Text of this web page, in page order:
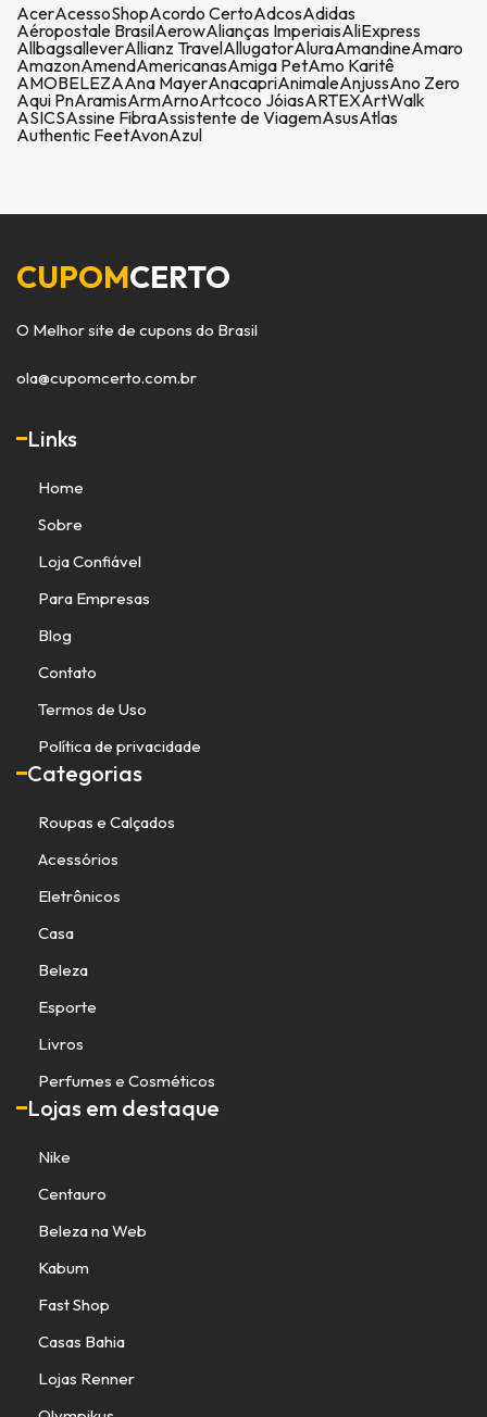
AcerAcessoShopAcordo CertoAdcosAdidas
Aéropostale BrasilAerowAlianças ImperiaisAliExpress
AllbagsalleverAllianz TravelAllugatorAluraAmandineAmaro
AmazonAmendAmericanasAmiga PetAmo Karitê
AMOBELEZAAna MayerAnacapriAnimaleAnjussAno Zero
Aqui PnAramisArmArnoArtcoco JóiasARTEXArtWalk
ASICSAssine FibraAssistente de ViagemAsusAtlas
Authentic FeetAvonAzul
CUPOMCERTO
O Melhor site de cupons do Brasil
ola@cupomcerto.com.br
Links
Home
Sobre
Loja Confiável
Para Empresas
Blog
Contato
Termos de Uso
Política de privacidade
Categorias
Roupas e Calçados
Acessórios
Eletrônicos
Casa
Beleza
Esporte
Livros
Perfumes e Cosméticos
Lojas em destaque
Nike
Centauro
Beleza na Web
Kabum
Fast Shop
Casas Bahia
Lojas Renner